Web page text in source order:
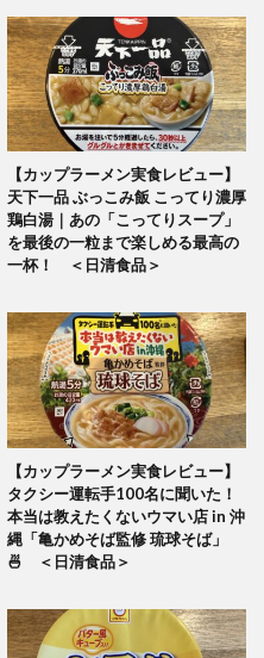
【カップラーメン実食レビュー】
天下一品 ぶっこみ飯 こってり濃厚
鶏白湯｜あの「こってりスープ」
を最後の一粒まで楽しめる最高の
一杯！ ＜日清食品＞
【カップラーメン実食レビュー】
タクシー運転手100名に聞いた！
本当は教えたくないウマい店 in 沖
縄「亀かめそば監修 琉球そば」
🍜 ＜日清食品＞